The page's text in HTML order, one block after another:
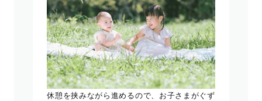
休憩を挟みながら進めるので、お子さまがぐず